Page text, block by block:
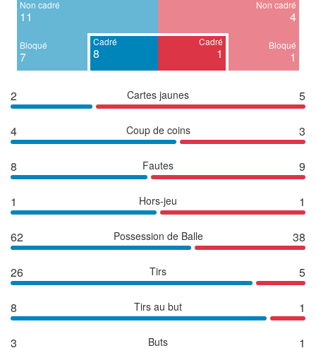
Non cadré
11
Bloqué
7
Cadré
8
Cadré
1
Non cadré
4
Bloqué
1
2 Cartes jaunes 5
4 Coup de coins 3
8 Fautes 9
1 Hors-jeu 1
62 Possession de Balle 38
26 Tirs 5
8 Tirs au but 1
3 Buts 1